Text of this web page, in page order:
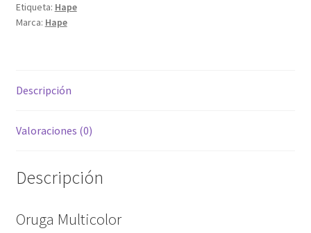
Etiqueta: Hape
Marca: Hape
Descripción
Valoraciones (0)
Descripción
Oruga Multicolor